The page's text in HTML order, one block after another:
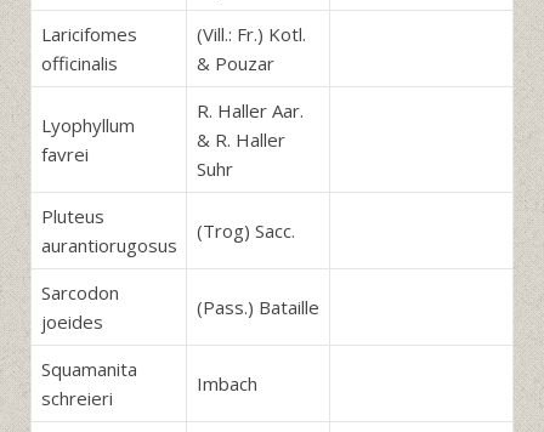
Laricifomes
officinalis
(Vill.: Fr.) Kotl.
& Pouzar
Lyophyllum
favrei
R. Haller Aar.
& R. Haller
Suhr
Pluteus
aurantiorugosus
(Trog) Sacc.
Sarcodon
joeides
(Pass.) Bataille
Squamanita
schreieri
Imbach